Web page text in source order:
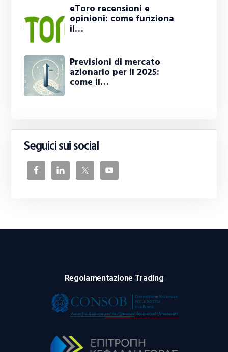
eToro recensioni e
opinioni: come funziona
il…
Previsioni di mercato
azionario per il 2025:
come il…
Seguici sui social
Regolamentazione Trading